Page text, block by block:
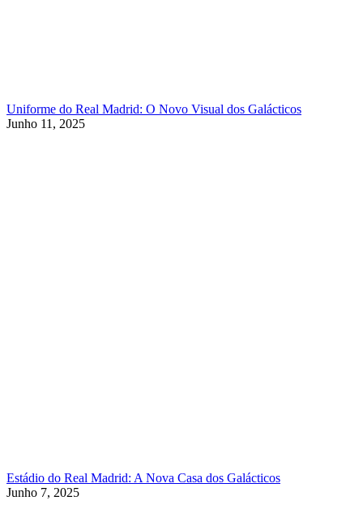
Uniforme do Real Madrid: O Novo Visual dos Galácticos
Junho 11, 2025
Estádio do Real Madrid: A Nova Casa dos Galácticos
Junho 7, 2025